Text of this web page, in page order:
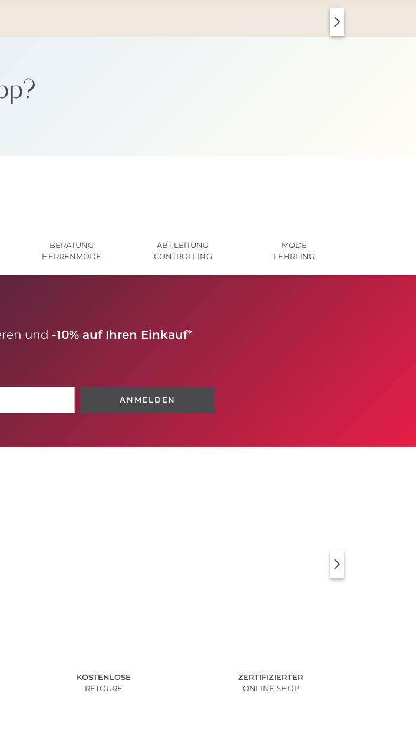
BERATUNG
HERRENMODE
ABT.LEITUNG
CONTROLLING
MODE
LEHRLING
und -10% auf Ihren Einkauf*
ANMELDEN
KOSTENLOSE
RETOURE
ZERTIFIZIERTER
ONLINE SHOP